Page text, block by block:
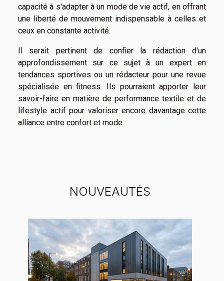
capacité à s'adapter à un mode de vie actif, en offrant
une liberté de mouvement indispensable à celles et
ceux en constante activité.
Il serait pertinent de confier la rédaction d'un
approfondissement sur ce sujet à un expert en
tendances sportives ou un rédacteur pour une revue
spécialisée en fitness. Ils pourraient apporter leur
savoir-faire en matière de performance textile et de
lifestyle actif pour valoriser encore davantage cette
alliance entre confort et mode.
NOUVEAUTÉS